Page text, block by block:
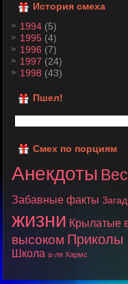
История смеха
1994 (5)
1995 (4)
1996 (7)
1997 (24)
1998 (43)
Пшел!
Смех по порциям
Анекдоты
Забавные факты
жизни Крылатые
высоком Приколы
Школа а-ля Хармс